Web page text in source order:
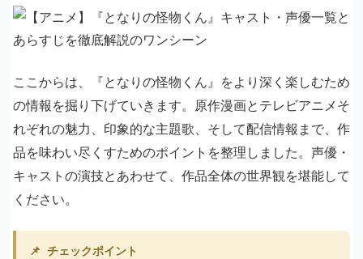
ここからは、『となりの怪物くん』をより深く楽しむため
の情報を掘り下げていきます。原作漫画とテレビアニメそ
れぞれの魅力、印象的な主題歌、そして配信情報まで、作
品を味わい尽くすためのポイントを整理しました。声優・
キャストの演技とあわせて、作品全体の世界観を堪能して
ください。
📌 チェックポイント